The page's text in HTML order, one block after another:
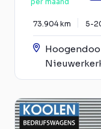
73.904 km 5-